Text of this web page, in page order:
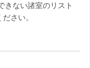
きない諸室のリスト
さい。